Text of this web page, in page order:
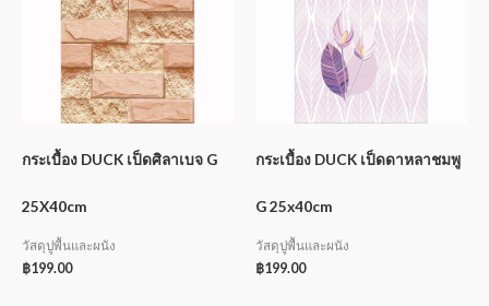
กระเบื้อง DUCK เป็ดศิลาเบจ G
25X40cm
วัสดุปูพื้นและผนัง
฿199.00
กระเบื้อง DUCK เป็ดดาหลาชมพู
G 25x40cm
วัสดุปูพื้นและผนัง
฿199.00